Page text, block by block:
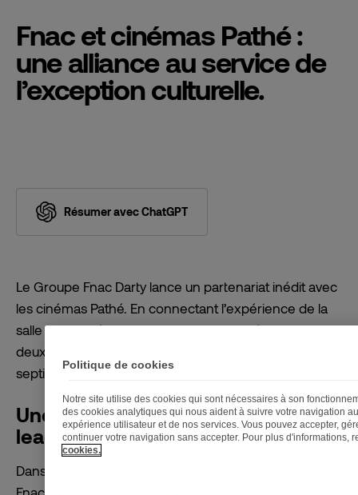
Fnac et cinémas Pathé :
une alliance au service de
l’exception culturelle.
Résumer avec ChatGPT
Le Groupe Fnac Darty lance un partenariat inédit avec
les cinémas Pathé. En connectant l’expérience de la
salle obscure à la richesse des produits éditoriaux, les
deux enseignes créent une passerelle unique entre le
septième art et la culture sous toutes ses formes.
Une synergie naturelle entre deux
leaders de la culture
Dans un paysage culturel en constante évolution, la
Politique de cookies
Notre site utilise des cookies qui sont nécessaires à son
des cookies analytiques qui nous aident à suivre votre navigation
expérience utilisateur et de nos services. Vous pouvez accepter,
continuer votre navigation sans accepter. Pour plus d'informations,
cookies.